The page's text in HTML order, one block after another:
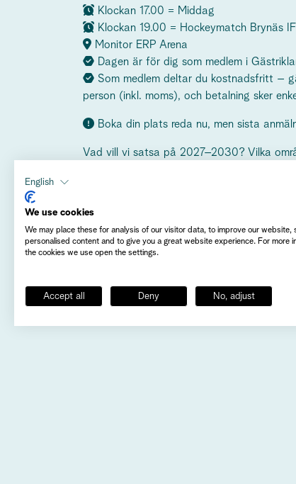
Klockan 17.00 = Middag
Klockan 19.00 = Hockeymatch Brynäs
Monitor ERP Arena
Dagen är för dig som medlem i
Som medlem deltar du kostnadsfritt –
person (inkl. moms), och betalning sker
Boka din plats reda nu, men sista
Vad vill vi satsa på 2027–2030? Vilka
Eftermiddagen bjuder på dialog,
Vi bjuder in till ett öppet samtal där alla
Tillsammans sätter vi kursen för framtiden
Varmt välkommen till en eftermiddag
English
We use cookies
We may place these for analysis of our visitor data, to improve our website,
personalised content and to give you a great website experience. For more
the cookies we use open the settings.
Accept all Deny No, adjust